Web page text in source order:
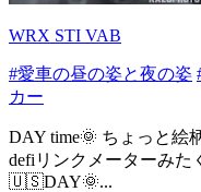
WRX STI VAB
#愛車の昼の姿と夜の姿
カー
DAY time🌞 ちょっと絵
defiリンクメーターみた
🇺🇸DAY🌞...